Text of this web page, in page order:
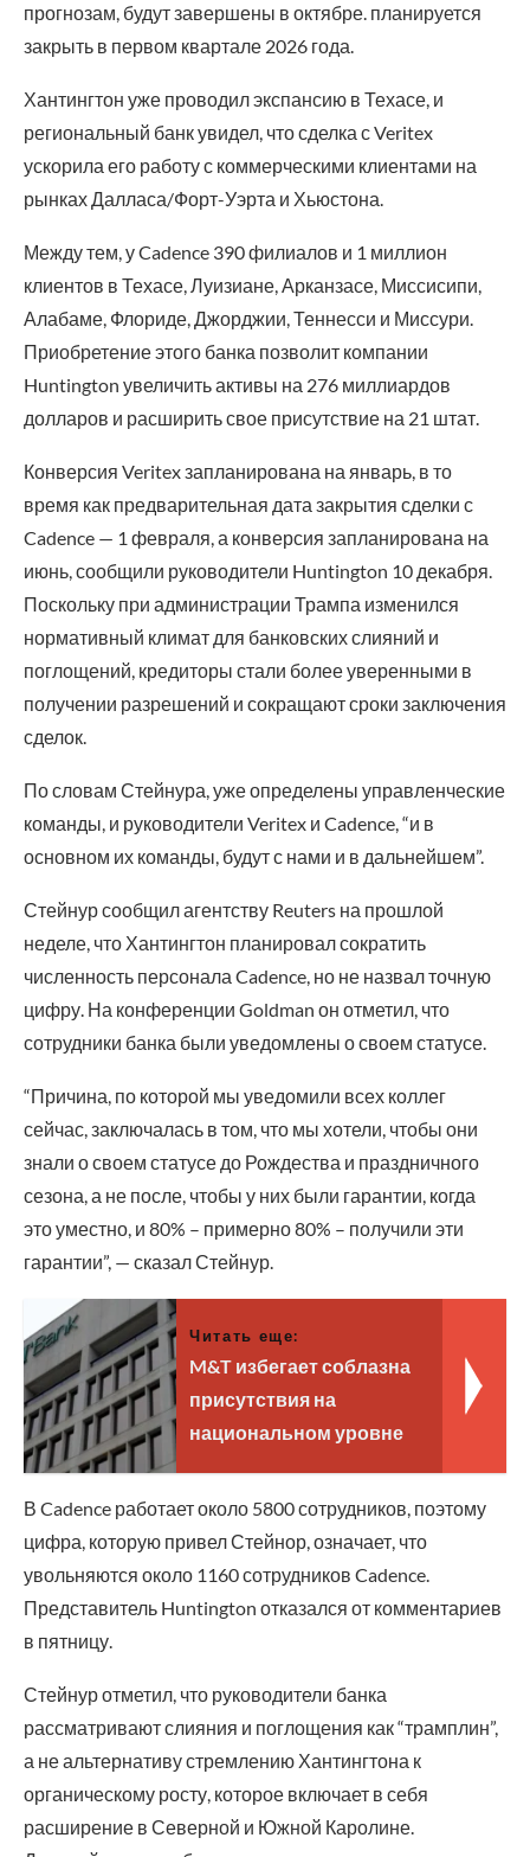
прогнозам, будут завершены в октябре. планируется
закрыть в первом квартале 2026 года.
Хантингтон уже проводил экспансию в Техасе, и
региональный банк увидел, что сделка с Veritex
ускорила его работу с коммерческими клиентами на
рынках Далласа/Форт-Уэрта и Хьюстона.
Между тем, у Cadence 390 филиалов и 1 миллион
клиентов в Техасе, Луизиане, Арканзасе, Миссисипи,
Алабаме, Флориде, Джорджии, Теннесси и Миссури.
Приобретение этого банка позволит компании
Huntington увеличить активы на 276 миллиардов
долларов и расширить свое присутствие на 21 штат.
Конверсия Veritex запланирована на январь, в то
время как предварительная дата закрытия сделки с
Cadence — 1 февраля, а конверсия запланирована на
июнь, сообщили руководители Huntington 10 декабря.
Поскольку при администрации Трампа изменился
нормативный климат для банковских слияний и
поглощений, кредиторы стали более уверенными в
получении разрешений и сокращают сроки заключения
сделок.
По словам Стейнура, уже определены управленческие
команды, и руководители Veritex и Cadence, “и в
основном их команды, будут с нами и в дальнейшем”.
Стейнур сообщил агентству Reuters на прошлой
неделе, что Хантингтон планировал сократить
численность персонала Cadence, но не назвал точную
цифру. На конференции Goldman он отметил, что
сотрудники банка были уведомлены о своем статусе.
“Причина, по которой мы уведомили всех коллег
сейчас, заключалась в том, что мы хотели, чтобы они
знали о своем статусе до Рождества и праздничного
сезона, а не после, чтобы у них были гарантии, когда
это уместно, и 80% – примерно 80% – получили эти
гарантии”, — сказал Стейнур.
Читать еще:
M&T избегает соблазна
присутствия на
национальном уровне
В Cadence работает около 5800 сотрудников, поэтому
цифра, которую привел Стейнор, означает, что
увольняются около 1160 сотрудников Cadence.
Представитель Huntington отказался от комментариев
в пятницу.
Стейнур отметил, что руководители банка
рассматривают слияния и поглощения как “трамплин”,
а не альтернативу стремлению Хантингтона к
органическому росту, которое включает в себя
расширение в Северной и Южной Каролине.